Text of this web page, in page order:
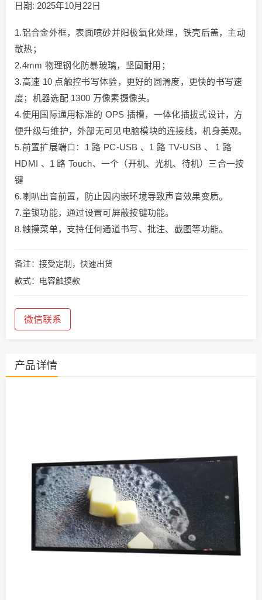
日期: 2025年10月22日
1.铝合金外框，表面喷砂并阳极氧化处理，铁壳后盖，主动
散热；
2.4mm 物理钢化防暴玻璃，坚固耐用；
3.高速 10 点触控书写体验，更好的圆滑度，更快的书写速
度；机器选配 1300 万像素摄像头。
4.使用国际通用标准的 OPS 插槽，一体化插拔式设计，方
便升级与维护，外部无可见电脑模块的连接线，机身美观。
5.前置扩展端口：1 路 PC‐USB 、1 路 TV‐USB 、 1 路
HDMI 、1 路 Touch、一个（开机、光机、待机）三合一按
键
6.喇叭出音前置，防止因内嵌环境导致声音效果变质。
7.童锁功能，通过设置可屏蔽按键功能。
8.触摸菜单，支持任何通道书写、批注、截图等功能。
备注：接受定制，快速出货
款式：电容触摸款
微信联系
产品详情